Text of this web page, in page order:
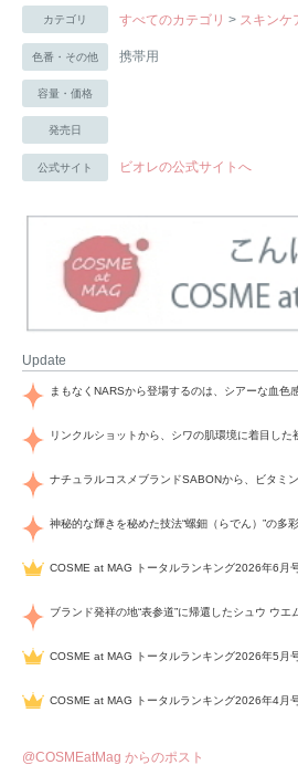
カテゴリ すべてのカテゴリ > スキンケ
色番・その他 携帯用
容量・価格
発売日
公式サイト ビオレの公式サイトへ
Update
COSME at MAG トータルランキング2026年6月
COSME at MAG トータルランキング2026年5月
COSME at MAG トータルランキング2026年4月
@COSMEatMag からのポスト